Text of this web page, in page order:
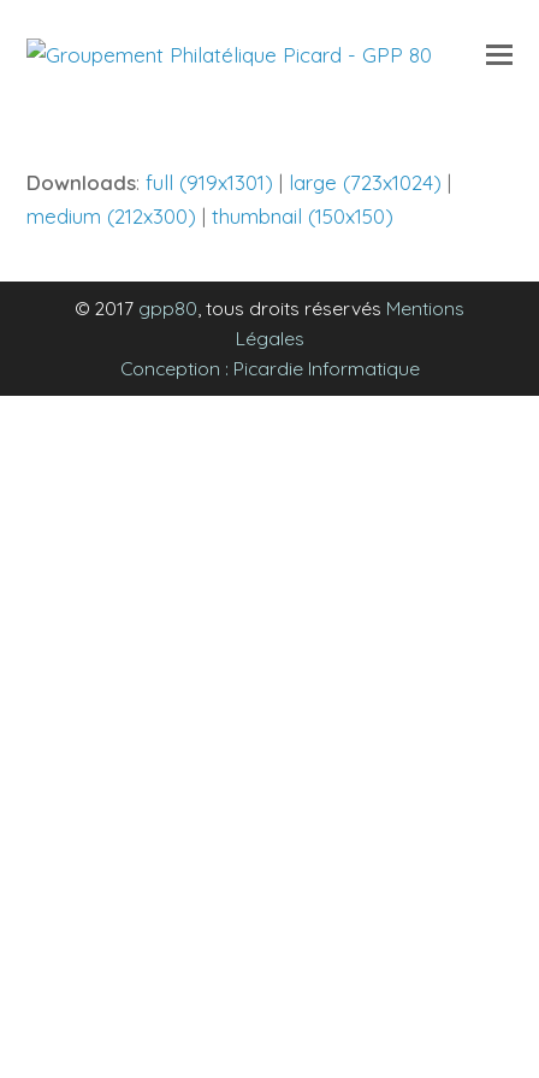
Downloads:full (919x1301) | large (723x1024) |
medium (212x300) |thumbnail (150x150)
© 2017 gpp80, tous droits réservés Mentions
Légales
Conception : Picardie Informatique